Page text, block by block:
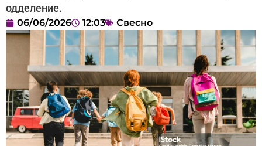
одделение.
06/06/2026 12:03 Свесно